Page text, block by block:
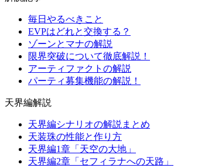
毎日やるべきこと
EVPはどれと交換する？
ゾーンとマナの解説
限界突破について徹底解説！
アーティファクトの解説
パーティ募集機能の解説！
天界編解説
天界編シナリオの解説まとめ
天装珠の性能と作り方
天界編1章「天空の大地」
天界編2章「セフィラナへの天路」